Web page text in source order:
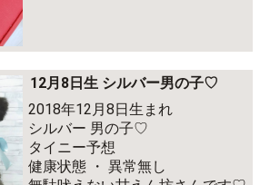
12月8日生 シルバー男の子♡
2018年12月8日生まれ
シルバー 男の子♡
タイニー予想
健康状態 ・ 異常無し